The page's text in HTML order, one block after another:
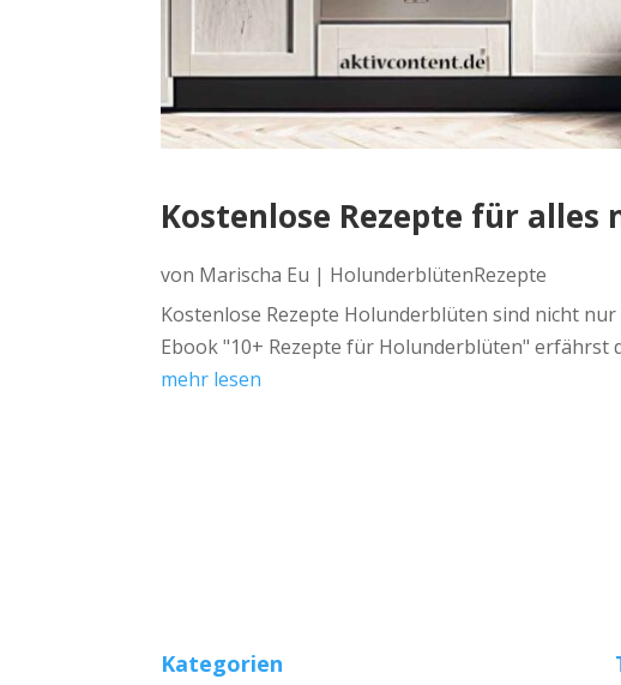
Kostenlose Rezepte für
von Marischa Eu | HolunderblütenRezepte
Kostenlose Rezepte Holunderblüten sind nicht
Ebook "10+ Rezepte für Holunderblüten" erfährst
mehr lesen
Kategorien